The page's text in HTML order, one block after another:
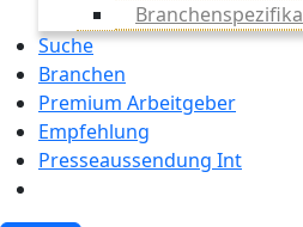
Branchenspezifika
Suche
Branchen
Premium Arbeitgeber
Empfehlung
Presseaussendung Int